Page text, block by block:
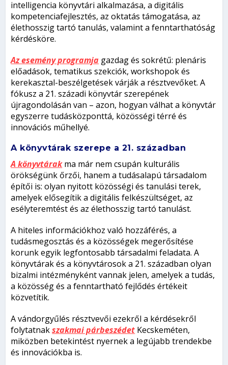
intelligencia könyvtári alkalmazása, a digitális
kompetenciafejlesztés, az oktatás támogatása, az
élethosszig tartó tanulás, valamint a fenntarthatóság
kérdésköre.
Az esemény programja gazdag és sokrétű: plenáris
előadások, tematikus szekciók, workshopok és
kerekasztal-beszélgetések várják a résztvevőket. A
fókusz a 21. századi könyvtár szerepének
újragondolásán van – azon, hogyan válhat a könyvtár
egyszerre tudásközponttá, közösségi térré és
innovációs műhellyé.
A könyvtárak szerepe a 21. században
A könyvtárakma már nem csupán kulturális
örökségünk őrzői, hanem a tudásalapú társadalom
építői is: olyan nyitott közösségi és tanulási terek,
amelyek elősegítik a digitális felkészültséget, az
esélyteremtést és az élethosszig tartó tanulást.
A hiteles információkhoz való hozzáférés, a
tudásmegosztás és a közösségek megerősítése
korunk egyik legfontosabb társadalmi feladata. A
könyvtárak és a könyvtárosok a 21. században olyan
bizalmi intézményként vannak jelen, amelyek a tudás,
a közösség és a fenntartható fejlődés értékeit
közvetítik.
A vándorgyűlés résztvevői ezekről a kérdésekről
folytatnakszakmai párbeszédet Kecskeméten,
miközben betekintést nyernek a legújabb trendekbe
és innovációkba is.